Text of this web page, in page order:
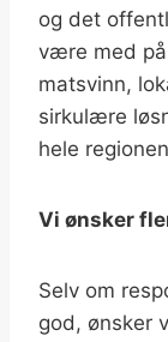
og det
være med
matsvinn,
sirkulære
hele
Vi ønsker
Selv om
god, ønsker